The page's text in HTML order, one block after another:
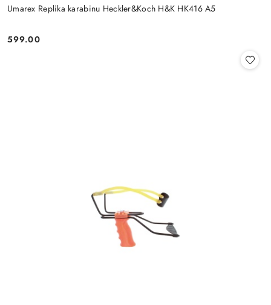
Umarex Replika karabinu Heckler&Koch H&K HK416 A5
Cena:
599.00